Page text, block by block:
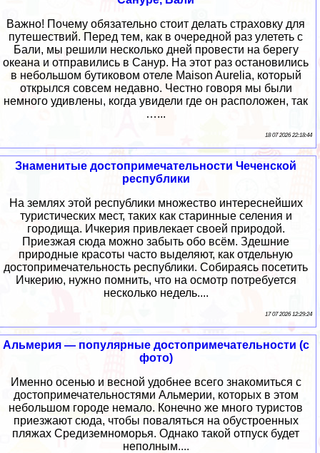
Важно! Почему обязательно стоит делать страховку для
путешествий. Перед тем, как в очередной раз улететь с
Бали, мы решили несколько дней провести на берегу
океана и отправились в Санур. На этот раз остановились
в небольшом бутиковом отеле Maison Aurelia, который
открылся совсем недавно. Честно говоря мы были
немного удивлены, когда увидели где он расположен, так
…...
18 07 2026 22:18:44
Знаменитые достопримечательности Чеченской
республики
На землях этой республики множество интереснейших
туристических мест, таких как старинные селения и
городища. Ичкерия привлекает своей природой.
Приезжая сюда можно забыть обо всём. Здешние
природные красоты часто выделяют, как отдельную
достопримечательность республики. Собираясь посетить
Ичкерию, нужно помнить, что на осмотр потребуется
несколько недель....
17 07 2026 12:29:24
Альмерия — популярные достопримечательности (с
фото)
Именно осенью и весной удобнее всего знакомиться с
достопримечательностями Альмерии, которых в этом
небольшом городе немало. Конечно же много туристов
приезжают сюда, чтобы поваляться на обустроенных
пляжах Средиземноморья. Однако такой отпуск будет
неполным....